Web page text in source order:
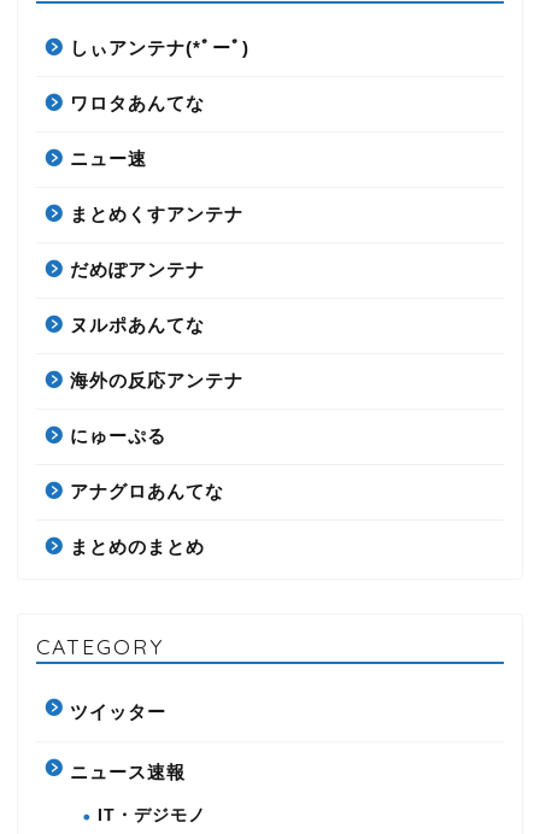
しぃアンテナ(*ﾟーﾟ)
ワロタあんてな
ニュー速
まとめくすアンテナ
だめぽアンテナ
ヌルポあんてな
海外の反応アンテナ
にゅーぷる
アナグロあんてな
まとめのまとめ
CATEGORY
ツイッター
ニュース速報
IT・デジモノ